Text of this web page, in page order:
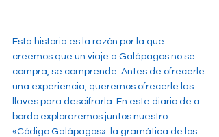
Esta historia es la razón por la que
creemos que un viaje a Galápagos no se
compra, se comprende. Antes de ofrecerle
una experiencia, queremos ofrecerle las
llaves para descifrarla. En este diario de a
bordo exploraremos juntos nuestro
«Código Galápagos»: la gramática de los